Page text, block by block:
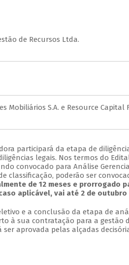
de Recursos Ltda.
Mobiliários S.A. e Resource Capital
participará da etapa de
legais. Nos termos do
convocado para Análise
classificação, poderão ser
de 12 meses e prorrogado
aplicável, vai até 2 de outubro
e a conclusão da etapa de
à sua contratação para a gestão
aprovada pelas alçadas